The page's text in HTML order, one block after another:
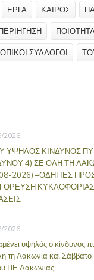
ΕΡΓΑ ΚΑΙΡΟΣ
ΣΥΛΛΟΓΟΙ
2026
ΥΨΗΛΟΣ ΚΙΝΔΥΝΟΣ
4) ΣΕ ΟΛΗ ΤΗ
2026) –ΟΔΗΓΙΕΣ
ΚΥΚΛΟΦΟΡΙΑΣ
2026
υψηλός ο κίνδυνος
τη Λακωνία και
ΠΕ Λακωνίας